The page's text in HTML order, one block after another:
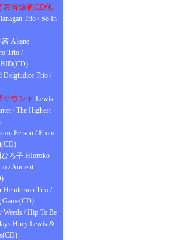
表音源初CD化
Trio / So In
Akane
Trio /
Delgiudice Trio /
サウンド Lewis
/ The Highest
Person / From
ろ子 HIoroko
/ Ancient
Trio /
Game(CD)
/ Hip To Be
Huey Lewis &